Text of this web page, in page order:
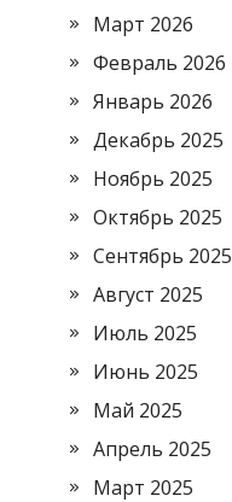
Март 2026
Февраль 2026
Январь 2026
Декабрь 2025
Ноябрь 2025
Октябрь 2025
Сентябрь 2025
Август 2025
Июль 2025
Июнь 2025
Май 2025
Апрель 2025
Март 2025